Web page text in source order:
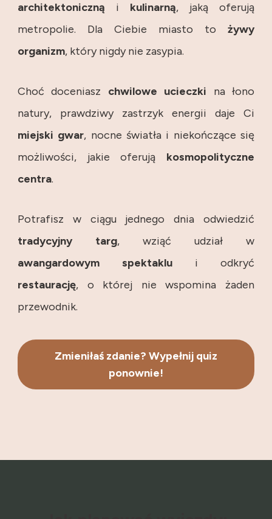
architektoniczną i kulinarną, jaką oferują
metropolie. Dla Ciebie miasto to żywy
organizm, który nigdy nie zasypia.
Choć doceniasz chwilowe ucieczki na łono
natury, prawdziwy zastrzyk energii daje Ci
miejski gwar, nocne światła i niekończące się
możliwości, jakie oferują kosmopolityczne
centra.
Potrafisz w ciągu jednego dnia odwiedzić
tradycyjny
targ, wziąć udział w
awangardowym
spektaklu i odkryć
restaurację, o której nie wspomina żaden
przewodnik.
Zmieniłaś zdanie? Wypełnij quiz
ponownie!